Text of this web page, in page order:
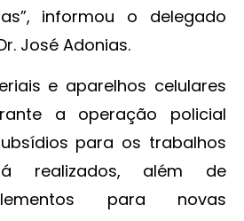
informou o delegado
José Adonias.
e aparelhos celulares
a operação policial
para os trabalhos
realizados, além de
para novas